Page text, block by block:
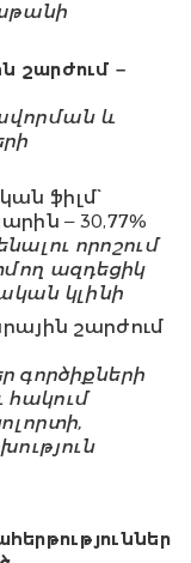
շարժում –
և
ֆիլմ՝
– 30,77%
որոշում
ազդեցիկ
կլինի
շարժում
հակում